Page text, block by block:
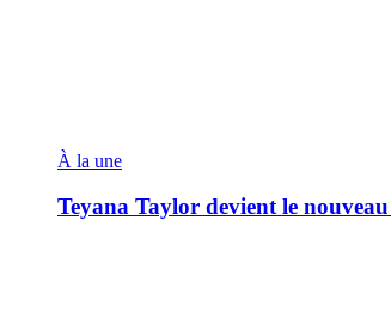
À la une
Teyana Taylor devient le